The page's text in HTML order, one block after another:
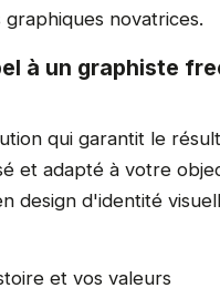
graphiques novatrices.
à un graphiste
qui garantit le
et adapté à votre
design d'identité
et vos valeurs